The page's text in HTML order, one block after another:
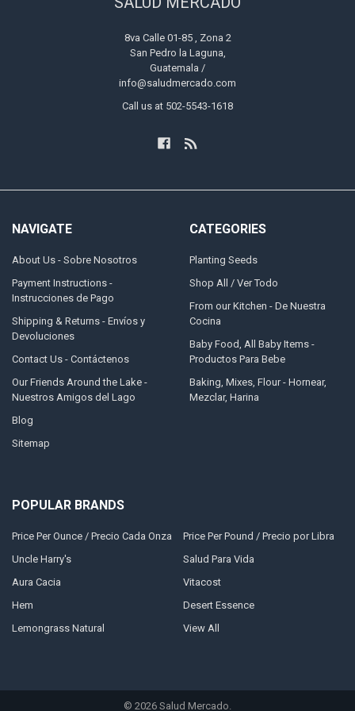
8va Calle 01-85 , Zona 2
San Pedro la Laguna,
Guatemala /
info@saludmercado.com
Call us at 502-5543-1618
NAVIGATE
About Us - Sobre Nosotros
Payment Instructions -
Instrucciones de Pago
Shipping & Returns - Envíos y
Devoluciones
Contact Us - Contáctenos
Our Friends Around the Lake -
Nuestros Amigos del Lago
Blog
Sitemap
CATEGORIES
Planting Seeds
Shop All / Ver Todo
From our Kitchen - De Nuestra
Cocina
Baby Food, All Baby Items -
Productos Para Bebe
Baking, Mixes, Flour - Hornear,
Mezclar, Harina
POPULAR BRANDS
Price Per Ounce / Precio Cada Onza
Uncle Harry's
Aura Cacia
Hem
Lemongrass Natural
Price Per Pound / Precio por Libra
Salud Para Vida
Vitacost
Desert Essence
View All
© 2026 Salud Mercado.